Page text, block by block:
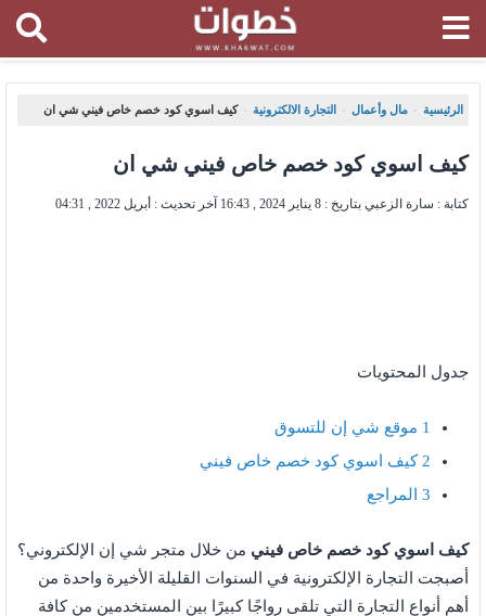
الرئيسية ، مال وأعمال ، التجارة الالكترونية ، كيف اسوي كود خصم خاص فيني شي ان
كيف اسوي كود خصم خاص فيني شي ان
كتابة : سارة الزعبي بتاريخ : 8 يناير 2024 , 16:43 آخر تحديث : أبريل 2022 , 04:31
جدول المحتويات
1 موقع شي إن للتسوق
2 كيف اسوي كود خصم خاص فيني
3 المراجع
كيف اسوي كود خصم خاص فيني من خلال متجر شي إن الإلكتروني؟
أصبجت التجارة الإلكترونية في السنوات القليلة الأخيرة واحدة من
أهم أنواع التجارة التي تلقى رواجًا كبيرًا بين المستخدمين من كافة